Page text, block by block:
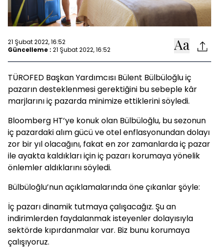
21 Şubat 2022, 16:52
Güncelleme : 21 Şubat 2022, 16:52
TÜROFED Başkan Yardımcısı Bülent Bülbüloğlu iç
pazarın desteklenmesi gerektiğini bu sebeple kâr
marjlarını iç pazarda minimize ettiklerini söyledi.
Bloomberg HT’ye konuk olan Bülbüloğlu, bu sezonun
iç pazardaki alım gücü ve otel enflasyonundan dolayı
zor bir yıl olacağını, fakat en zor zamanlarda iç pazar
ile ayakta kaldıkları için iç pazarı korumaya yönelik
önlemler aldıklarını söyledi.
Bülbüloğlu’nun açıklamalarında öne çıkanlar şöyle:
İç pazarı dinamik tutmaya çalışacağız. Şu an
indirimlerden faydalanmak isteyenler dolayısıyla
sektörde kıpırdanmalar var. Biz bunu korumaya
çalışıyoruz.